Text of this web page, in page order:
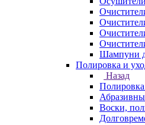
Шампуни
Полировка и
Назад
Полировка
Воски,